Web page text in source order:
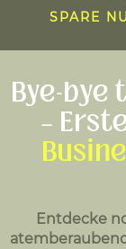
SPARE
Bye-
–
Entdecke